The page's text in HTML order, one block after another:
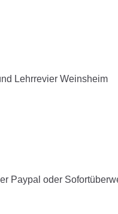
Lehrrevier Weinsheim
Paypal oder